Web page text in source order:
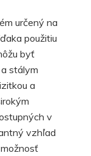
určený na
použitiu
byť
stálym
a
v
vzhľad